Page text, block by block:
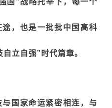
国”战略托举下，每一个
，也是一批批中国高科
自立自强” 时代篇章。
与国家命运紧密相连，与